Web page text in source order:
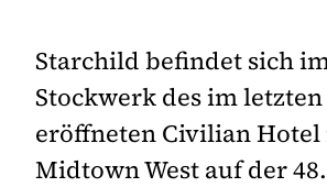
Starchild befindet sich
Stockwerk des im letzten
eröffneten Civilian Hotel
Midtown West auf der